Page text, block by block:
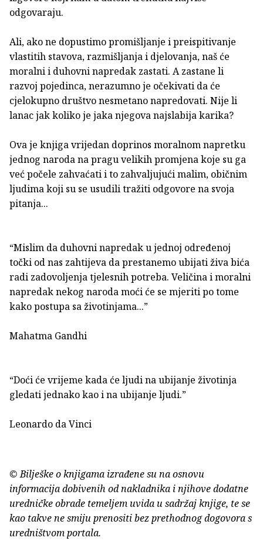
odgovaraju.
Ali, ako ne dopustimo promišljanje i preispitivanje
vlastitih stavova, razmišljanja i djelovanja, naš će
moralni i duhovni napredak zastati. A zastane li
razvoj pojedinca, nerazumno je očekivati da će
cjelokupno društvo nesmetano napredovati. Nije li
lanac jak koliko je jaka njegova najslabija karika?
Ova je knjiga vrijedan doprinos moralnom napretku
jednog naroda na pragu velikih promjena koje su ga
već počele zahvaćati i to zahvaljujući malim, običnim
ljudima koji su se usudili tražiti odgovore na svoja
pitanja...
“Mislim da duhovni napredak u jednoj određenoj
točki od nas zahtijeva da prestanemo ubijati živa bića
radi zadovoljenja tjelesnih potreba. Veličina i moralni
napredak nekog naroda moći će se mjeriti po tome
kako postupa sa životinjama...”
Mahatma Gandhi
“Doći će vrijeme kada će ljudi na ubijanje životinja
gledati jednako kao i na ubijanje ljudi.”
Leonardo da Vinci
© Bilješke o knjigama izrađene su na osnovu
informacija dobivenih od nakladnika i njihove dodatne
uredničke obrade temeljem uvida u sadržaj knjige, te se
kao takve ne smiju prenositi bez prethodnog dogovora s
uredništvom portala.